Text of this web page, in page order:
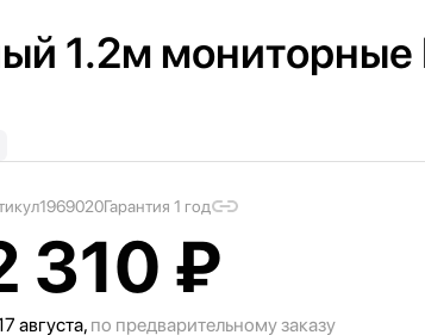
1.2м мониторные
1969020Гарантия 1 год
310 ₽
августа, по предварительному заказу